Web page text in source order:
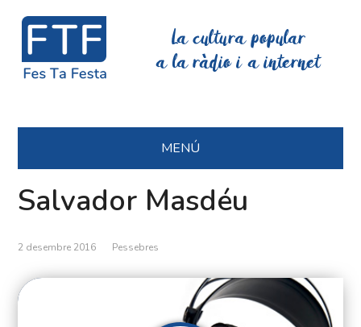
La cultura popular
a la ràdio i a internet
MENÚ
Salvador Masdéu
2 desembre 2016 Pessebres